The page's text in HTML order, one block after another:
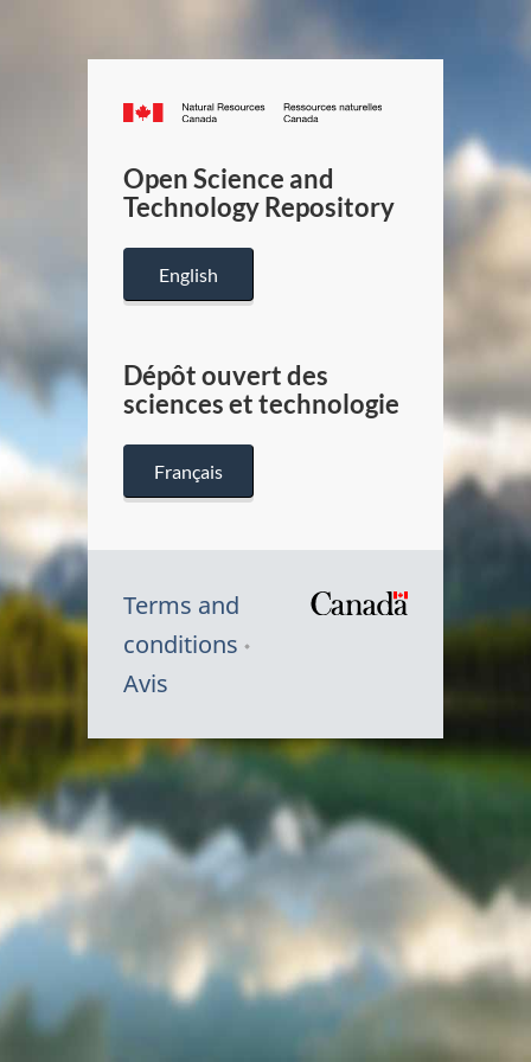
Canada.ca
/
Canada
Open Science and
Technology Repository
English
Dépôt ouvert des
sciences et technologie
Français
Terms and
conditions
Avis
Symbole
du